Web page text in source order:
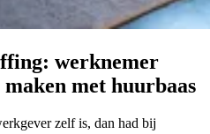
werknemer
met huurbaas
zelf is, dan had bij